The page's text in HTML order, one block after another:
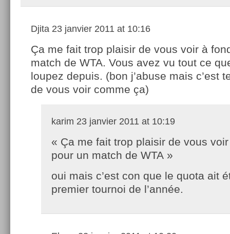
Djita 23 janvier 2011 at 10:16
Ça me fait trop plaisir de vous voir à
match de WTA. Vous avez vu tout ce
loupez depuis. (bon j’abuse mais c’est
de vous voir comme ça)
karim 23 janvier 2011 at 10:19
« Ça me fait trop plaisir de vous
pour un match de WTA »
oui mais c’est con que le quota ait
premier tournoi de l’année.